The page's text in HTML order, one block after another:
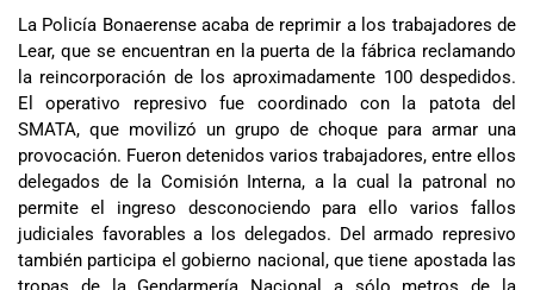
La Policía Bonaerense acaba de reprimir a los trabajadores de
Lear, que se encuentran en la puerta de la fábrica reclamando
la reincorporación de los aproximadamente 100 despedidos.
El operativo represivo fue coordinado con la patota del
SMATA, que movilizó un grupo de choque para armar una
provocación. Fueron detenidos varios trabajadores, entre ellos
delegados de la Comisión Interna, a la cual la patronal no
permite el ingreso desconociendo para ello varios fallos
judiciales favorables a los delegados. Del armado represivo
también participa el gobierno nacional, que tiene apostada las